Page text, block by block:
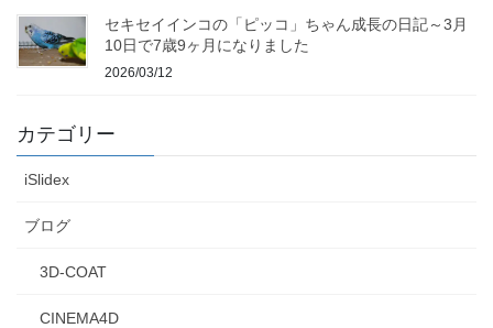
セキセイインコの「ピッコ」ちゃん成長の日記～3月
10日で7歳9ヶ月になりました
2026/03/12
カテゴリー
iSlidex
ブログ
3D-COAT
CINEMA4D